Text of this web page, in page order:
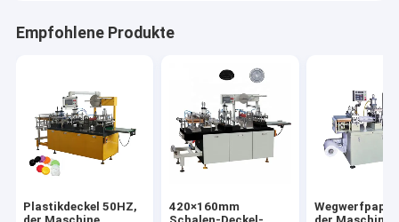
Empfohlene Produkte
Plastikdeckel 50HZ,
420×160mm